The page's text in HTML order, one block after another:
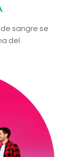
sangre se
del